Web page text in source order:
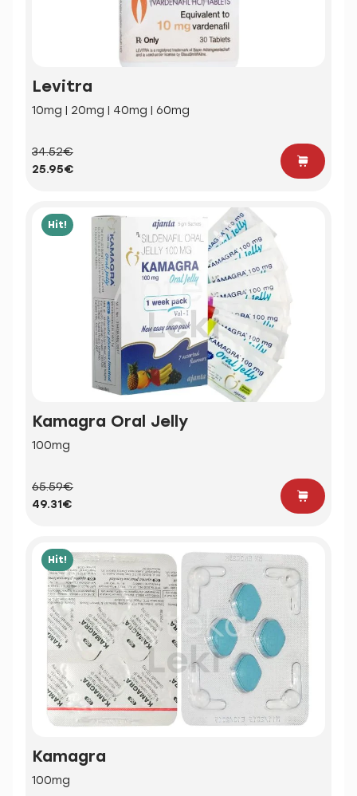
Levitra
10mg | 20mg | 40mg | 60mg
34.52€
25.95€
Hit!
Kamagra Oral Jelly
100mg
65.59€
49.31€
Hit!
Kamagra
100mg